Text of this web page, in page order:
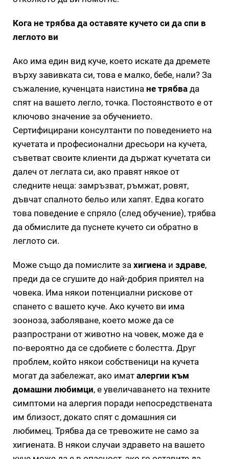
Кога не трябва да оставяте кучето си да спи в
леглото ви
Ако има един вид куче, което искате да дремете
върху завивката си, това е малко, бебе, нали? За
съжаление, кученцата наистина не трябва да
спят на вашето легло, точка. Постоянството е от
ключово значение за обучението.
Сертифицирани консултанти по поведението на
кучетата и професионални дресьори на кучета,
съветват своите клиенти да държат кучетата си
далеч от леглата си, ако правят някое от
следните неща: замръзват, ръмжат, ровят,
дъвчат спалното бельо или хапят. Едва когато
това поведение е спряло (след обучение), трябва
да обмислите да пуснете кучето си обратно в
леглото си.
Може също да помислите за хигиена и здраве,
преди да се сгушите до най-добрия приятел на
човека. Има някои потенциални рискове от
спането с вашето куче. Ако кучето ви има
зооноза, заболяване, което може да се
разпространи от животно на човек, може да е
по-вероятно да се сдобиете с болестта. Друг
проблем, който някои собственици на кучета
могат да забележат, ако имат алергии към
домашни любимци, е увеличаването на техните
симптоми на алергия поради непосредствената
им близост, докато спят с домашния си
любимец. Трябва да се тревожите не само за
хигиената. В някои случаи здравето на вашето